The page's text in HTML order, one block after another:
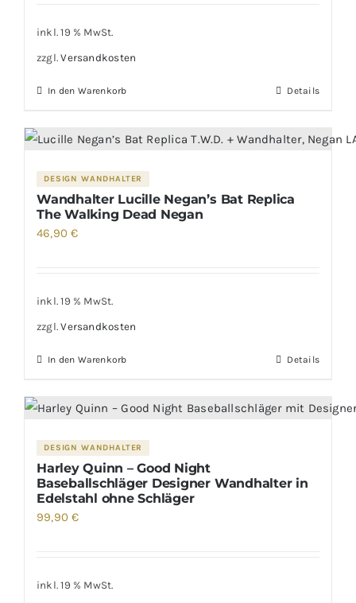
inkl. 19 % MwSt.
zzgl.Versandkosten
In den Warenkorb Details
DESIGN WANDHALTER
Wandhalter Lucille Negan’s Bat Replica
The Walking Dead Negan
46,90€
inkl. 19 % MwSt.
zzgl.Versandkosten
In den Warenkorb Details
DESIGN WANDHALTER
Harley Quinn – Good Night
Baseballschläger Designer Wandhalter in
Edelstahl ohne Schläger
99,90€
inkl. 19 % MwSt.